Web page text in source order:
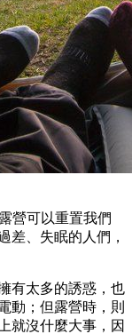
營可以重置我們
差、失眠的人們，
有太多的誘惑，也
動；但露營時，則
就沒什麼大事，因